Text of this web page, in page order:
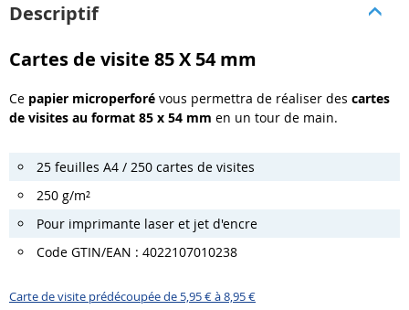
Descriptif
Cartes de visite 85 X 54 mm
Ce papier microperforé vous permettra de réaliser des cartes
de visites au format 85 x 54 mm en un tour de main.
25 feuilles A4 / 250 cartes de visites
250 g/m²
Pour imprimante laser et jet d'encre
Code GTIN/EAN : 4022107010238
Carte de visite prédécoupée de 5,95 € à 8,95 €